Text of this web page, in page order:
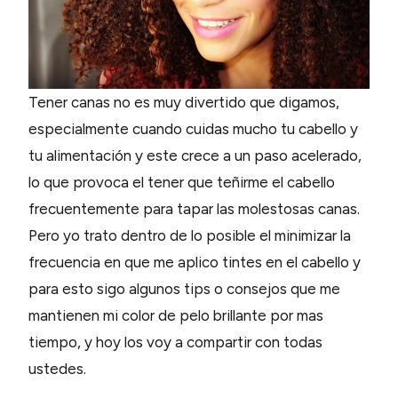
Tener canas no es muy divertido que digamos,
especialmente cuando cuidas mucho tu cabello y
tu alimentación y este crece a un paso acelerado,
lo que provoca el tener que teñirme el cabello
frecuentemente para tapar las molestosas canas.
Pero yo trato dentro de lo posible el minimizar la
frecuencia en que me aplico tintes en el cabello y
para esto sigo algunos tips o consejos que me
mantienen mi color de pelo brillante por mas
tiempo, y hoy los voy a compartir con todas
ustedes.